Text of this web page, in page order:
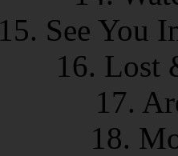
15. See You
16. Lost
17.
18.